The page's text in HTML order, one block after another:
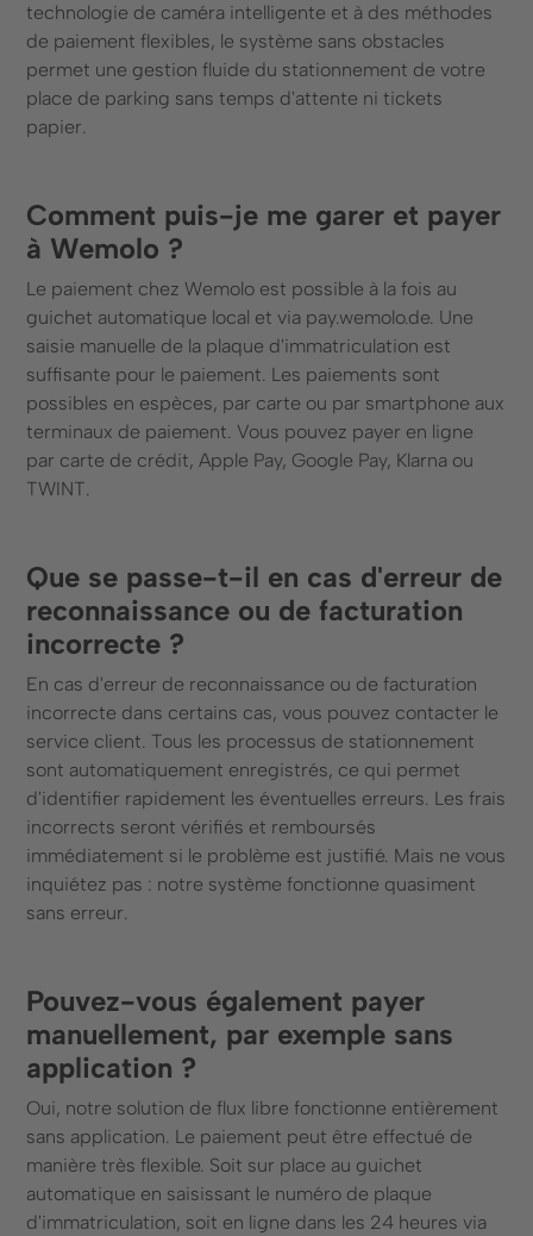
technologie de caméra intelligente et à des méthodes
de paiement flexibles, le système sans obstacles
permet une gestion fluide du stationnement de votre
place de parking sans temps d'attente ni tickets
papier.
Comment puis-je me garer et payer
à Wemolo ?
Le paiement chez Wemolo est possible à la fois au
guichet automatique local et via pay.wemolo.de. Une
saisie manuelle de la plaque d'immatriculation est
suffisante pour le paiement. Les paiements sont
possibles en espèces, par carte ou par smartphone aux
terminaux de paiement. Vous pouvez payer en ligne
par carte de crédit, Apple Pay, Google Pay, Klarna ou
TWINT.
Que se passe-t-il en cas d'erreur de
reconnaissance ou de facturation
incorrecte ?
En cas d'erreur de reconnaissance ou de facturation
incorrecte dans certains cas, vous pouvez contacter le
service client. Tous les processus de stationnement
sont automatiquement enregistrés, ce qui permet
d'identifier rapidement les éventuelles erreurs. Les frais
incorrects seront vérifiés et remboursés
immédiatement si le problème est justifié. Mais ne vous
inquiétez pas : notre système fonctionne quasiment
sans erreur.
Pouvez-vous également payer
manuellement, par exemple sans
application ?
Oui, notre solution de flux libre fonctionne entièrement
sans application. Le paiement peut être effectué de
manière très flexible. Soit sur place au guichet
automatique en saisissant le numéro de plaque
d'immatriculation, soit en ligne dans les 24 heures via